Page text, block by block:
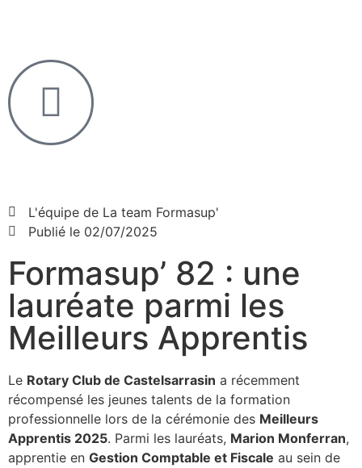
L'équipe de La team Formasup'
Publié le 02/07/2025
Formasup’ 82 : une
lauréate parmi les
Meilleurs Apprentis
Le Rotary Club de Castelsarrasin a récemment
récompensé les jeunes talents de la formation
professionnelle lors de la cérémonie des Meilleurs
Apprentis 2025. Parmi les lauréats, Marion Monferran,
apprentie en Gestion Comptable et Fiscale au sein de